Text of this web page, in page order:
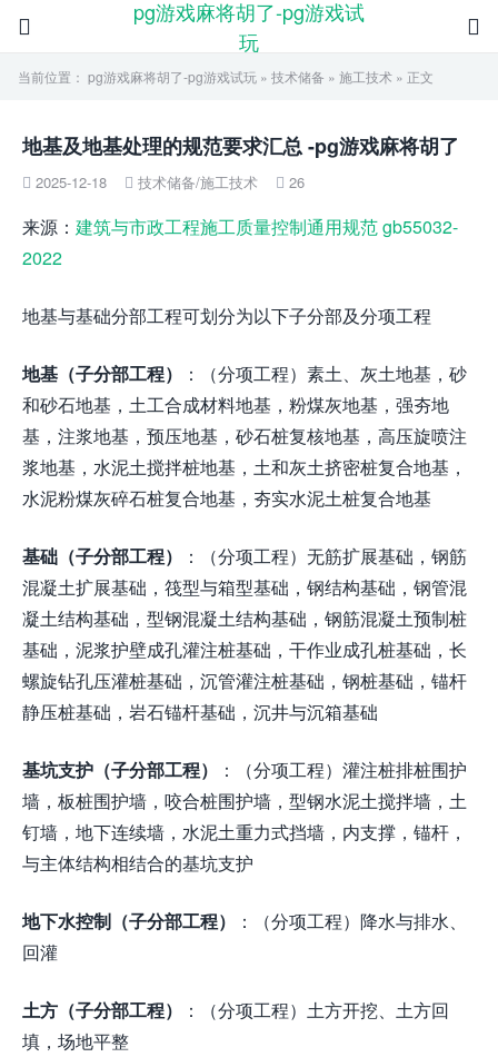
pg游戏麻将胡了-pg游戏试
玩


当前位置： pg游戏麻将胡了-pg游戏试玩 » 技术储备 » 施工技术 » 正文
地基及地基处理的规范要求汇总 -pg游戏麻将胡了
 2025-12-18  技术储备/施工技术  26
来源： 建筑与市政工程施工质量控制通用规范 gb55032-
2022
地基与基础分部工程可划分为以下子分部及分项工程
地基（子分部工程）
：（分项工程）素土、灰土地基，砂
和砂石地基，土工合成材料地基，粉煤灰地基，强夯地
基，注浆地基，预压地基，砂石桩复核地基，高压旋喷注
浆地基，水泥土搅拌桩地基，土和灰土挤密桩复合地基，
水泥粉煤灰碎石桩复合地基，夯实水泥土桩复合地基
基础（子分部工程）
：（分项工程）无筋扩展基础，钢筋
混凝土扩展基础，筏型与箱型基础，钢结构基础，钢管混
凝土结构基础，型钢混凝土结构基础，钢筋混凝土预制桩
基础，泥浆护壁成孔灌注桩基础，干作业成孔桩基础，长
螺旋钻孔压灌桩基础，沉管灌注桩基础，钢桩基础，锚杆
静压桩基础，岩石锚杆基础，沉井与沉箱基础
基坑支护（子分部工程）
：（分项工程）灌注桩排桩围护
墙，板桩围护墙，咬合桩围护墙，型钢水泥土搅拌墙，土
钉墙，地下连续墙，水泥土重力式挡墙，内支撑，锚杆，
与主体结构相结合的基坑支护
地下水控制（子分部工程）
：（分项工程）降水与排水、
回灌
土方（子分部工程）
：（分项工程）土方开挖、土方回
填，场地平整